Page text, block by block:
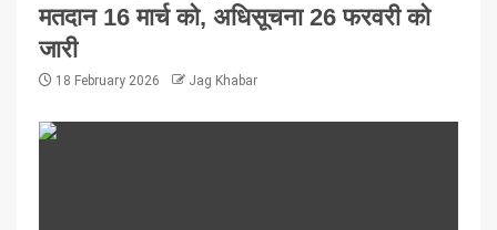
मतदान 16 मार्च को, अधिसूचना 26 फरवरी को
जारी
18 February 2026 Jag Khabar